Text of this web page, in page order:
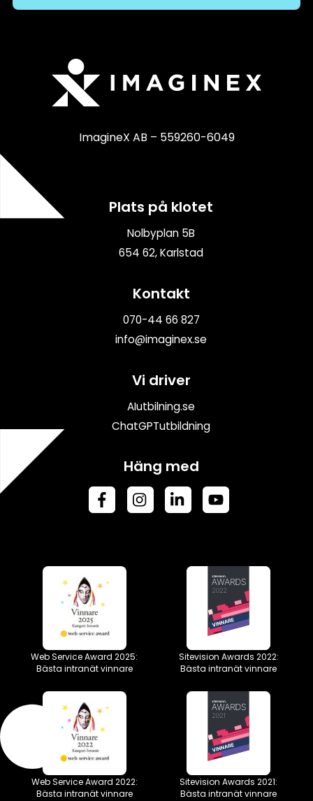
ImagineX AB – 559260-6049
Plats på klotet
Nolbyplan 5B
654 62, Karlstad
Kontakt
070-44 66 827
info@imaginex.se
Vi driver
AIutbilning.se
ChatGPTutbildning
Häng med
Web Service Award 2025:
Bästa intranät vinnare
Sitevision Awards 2022:
Bästa intranät vinnare
Web Service Award 2022:
Bästa intranät vinnare
Sitevision Awards 2021:
Bästa intranät vinnare